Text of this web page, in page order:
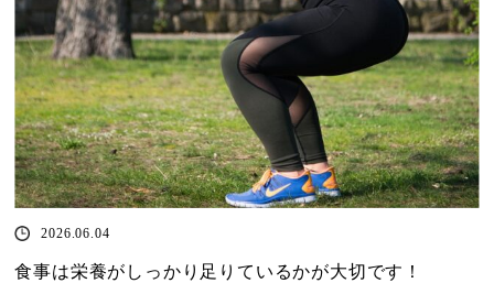
2026.06.04
食事は栄養がしっかり足りているかが大切です！